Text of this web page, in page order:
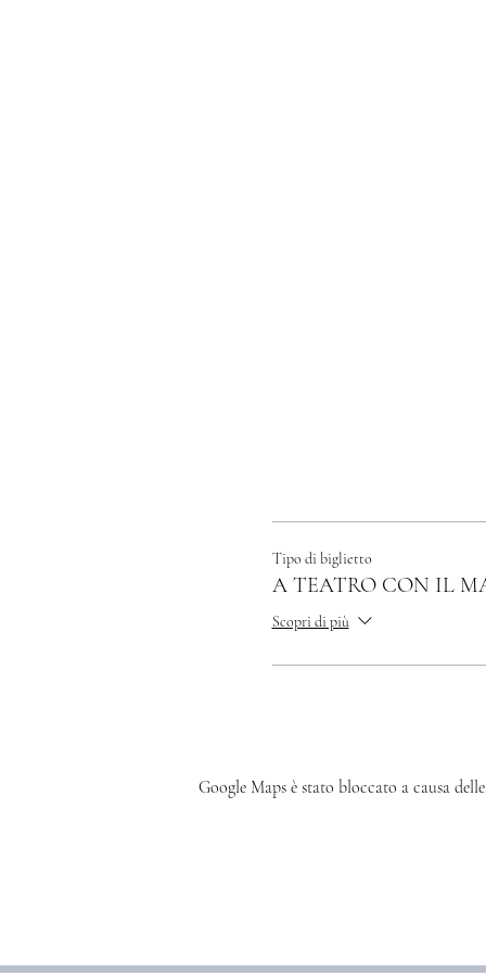
Tipo di biglietto
A TEATRO CON IL
Scopri di più
Google Maps è stato bloccato a causa